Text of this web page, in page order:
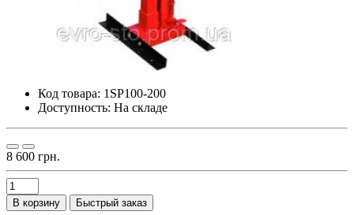
Код товара: 1SP100-200
Доступность: На складе
8 600 грн.
В корзину Быстрый заказ